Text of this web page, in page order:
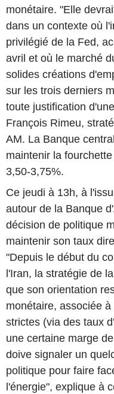
monétaire. "Elle
dans un contexte où
privilégié de la Fed,
avril et où le marché
solides créations
sur les trois derniers
toute justification
François Rimeu,
AM. La Banque
maintenir la
3,50-3,75%.
Ce jeudi à 13h, à
autour de la Banque
décision de politique
maintenir son taux
"Depuis le début du
l'Iran, la stratégie de
que son orientation
monétaire, associée
strictes (via des taux
une certaine marge
doive signaler un
politique pour faire
l'énergie", explique à